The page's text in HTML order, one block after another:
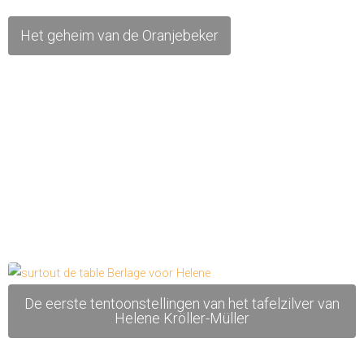
Het geheim van de Oranjebeker
De eerste tentoonstellingen van het tafelzilver van
Helene Kröller-Müller